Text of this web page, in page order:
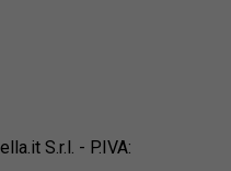
S.r.l. - P.IVA: